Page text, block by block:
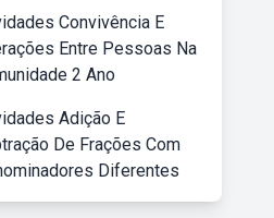
Convivência E
Entre Pessoas Na
2 Ano
Adição E
De Frações Com
Diferentes